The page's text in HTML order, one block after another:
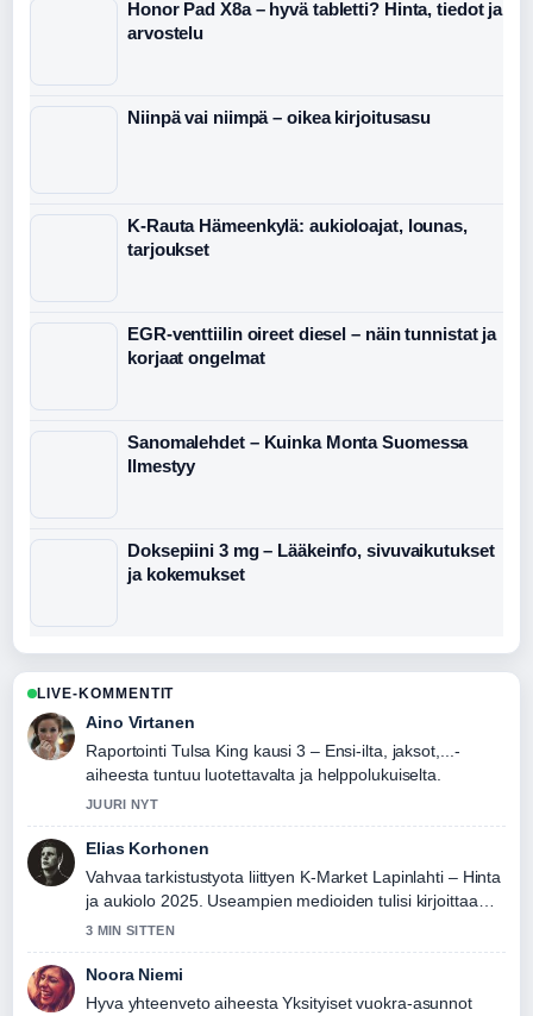
Honor Pad X8a – hyvä tabletti? Hinta, tiedot ja
arvostelu
Niinpä vai niimpä – oikea kirjoitusasu
K-Rauta Hämeenkylä: aukioloajat, lounas,
tarjoukset
EGR-venttiilin oireet diesel – näin tunnistat ja
korjaat ongelmat
Sanomalehdet – Kuinka Monta Suomessa
Ilmestyy
Doksepiini 3 mg – Lääkeinfo, sivuvaikutukset
ja kokemukset
LIVE-KOMMENTIT
Aino Virtanen
Raportointi Tulsa King kausi 3 – Ensi-ilta, jaksot,...-
aiheesta tuntuu luotettavalta ja helppolukuiselta.
JUURI NYT
Elias Korhonen
Vahvaa tarkistustyota liittyen K-Market Lapinlahti – Hinta
ja aukiolo 2025. Useampien medioiden tulisi kirjoittaa
nain.
3 MIN SITTEN
Noora Niemi
Hyva yhteenveto aiheesta Yksityiset vuokra-asunnot